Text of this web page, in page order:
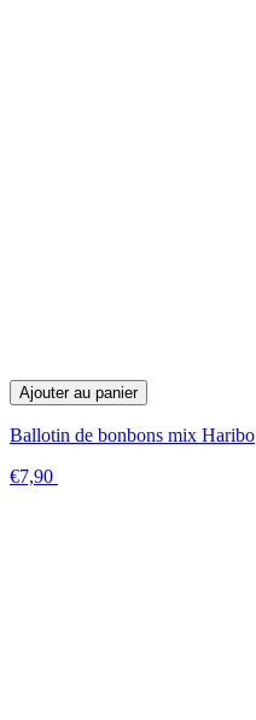
Ajouter au panier
Ballotin de bonbons mix Haribo
€7,90